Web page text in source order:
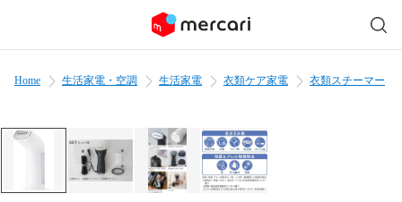
Home 生活家電・空調 生活家電 衣類ケア家電 衣類スチーマー